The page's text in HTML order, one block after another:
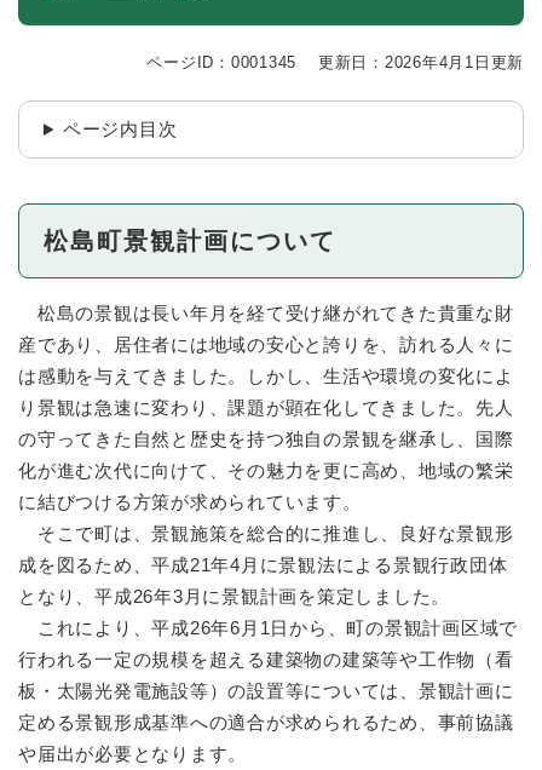
ページID：0001345 更新日：2026年4月1日更新
ページ内目次
松島町景観計画について
松島の景観は長い年月を経て受け継がれてきた貴重な財
産であり、居住者には地域の安心と誇りを、訪れる人々に
は感動を与えてきました。しかし、生活や環境の変化によ
り景観は急速に変わり、課題が顕在化してきました。先人
の守ってきた自然と歴史を持つ独自の景観を継承し、国際
化が進む次代に向けて、その魅力を更に高め、地域の繁栄
に結びつける方策が求められています。
そこで町は、景観施策を総合的に推進し、良好な景観形
成を図るため、平成21年4月に景観法による景観行政団体
となり、平成26年3月に景観計画を策定しました。
これにより、平成26年6月1日から、町の景観計画区域で
行われる一定の規模を超える建築物の建築等や工作物（看
板・太陽光発電施設等）の設置等については、景観計画に
定める景観形成基準への適合が求められるため、事前協議
や届出が必要となります。